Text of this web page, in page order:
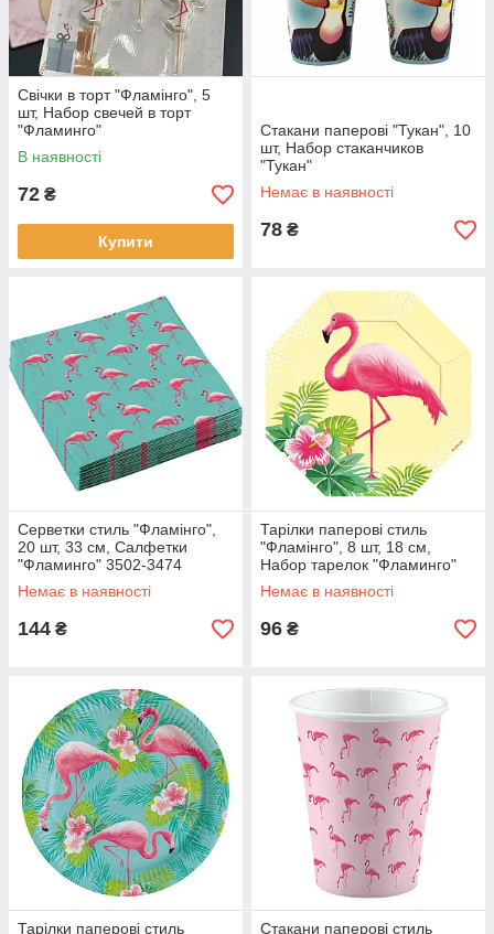
Свічки в торт "Фламінго", 5
шт, Набор свечей в торт
"Фламинго"
В наявності
72 ₴
Купити
Стакани паперові "Тукан", 10
шт, Набор стаканчиков
"Тукан"
Немає в наявності
78 ₴
Серветки стиль "Фламінго",
20 шт, 33 см, Салфетки
"Фламинго" 3502-3474
Немає в наявності
144 ₴
Тарілки паперові стиль
"Фламінго", 8 шт, 18 см,
Набор тарелок "Фламинго"
3502-0172
Немає в наявності
96 ₴
Тарілки паперові стиль
Стакани паперові стиль